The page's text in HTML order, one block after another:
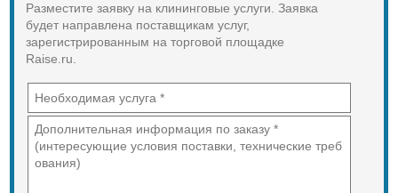
Разместите заявку на клининговые услуги. Заявка
будет направлена поставщикам услуг,
зарегистрированным на торговой площадке
Raise.ru.